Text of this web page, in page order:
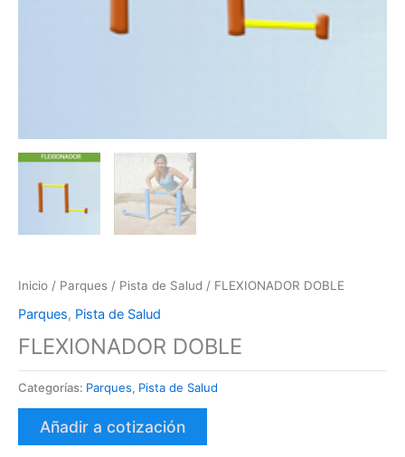
Inicio / Parques / Pista de Salud / FLEXIONADOR DOBLE
Parques, Pista de Salud
FLEXIONADOR DOBLE
Categorías: Parques, Pista de Salud
Añadir a cotización